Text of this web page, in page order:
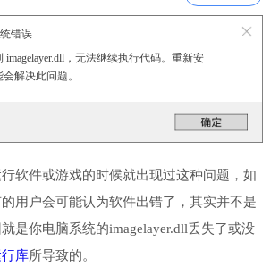
错误
imagelayer.dll，无法继续执行代码。重新安
解决此问题。
软件或游戏的时候就出现过这种问题，如
用户会可能认为软件出错了，其实并不是
是你电脑系统的imagelayer.dll丢失了或没
库所导致的。